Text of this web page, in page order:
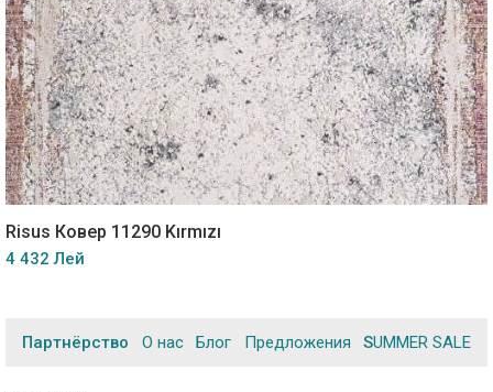
Risus Ковер 11290 Kırmızı
4 432 Лей
Партнёрство О нас Блог Предложения SUMMER SALE